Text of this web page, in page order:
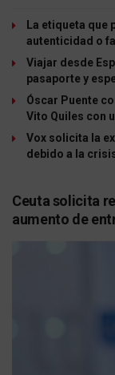
La etiqueta que
autenticidad o
Viajar desde
pasaporte y
Óscar Puente
Vito Quiles con
Vox solicita la
debido a la
Ceuta solicita
aumento de